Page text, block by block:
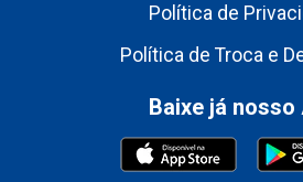
Política de
Política de Troca e
Baixe já nosso